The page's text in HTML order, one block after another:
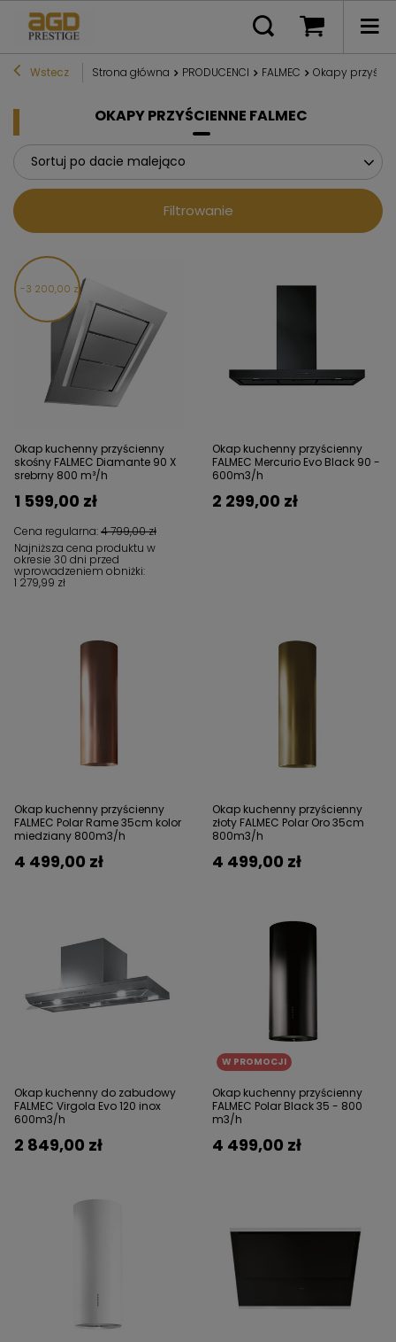
Wstecz Strona główna PRODUCENCI FALMEC Okapy
OKAPY PRZYŚCIENNE FALMEC
Sortuj po dacie malejąco
Filtrowanie
3 200,00 zł
Okap kuchenny przyścienny
skośny FALMEC Diamante 90 X
srebrny 800 m³/h
Cena regularna:4 799,00 zł
1 599,00 zł
Najniższa cena produktu w
okresie 30 dni przed
wprowadzeniem obniżki:
1 279,99 zł
Okap kuchenny przyścienny
FALMEC Mercurio Evo Black 90 -
600m3/h
2 299,00 zł
Okap kuchenny przyścienny
FALMEC Polar Rame 35cm kolor
miedziany 800m3/h
4 499,00 zł
Okap kuchenny przyścienny
złoty FALMEC Polar Oro 35cm
800m3/h
4 499,00 zł
Okap kuchenny do zabudowy
FALMEC Virgola Evo 120 inox
600m3/h
2 849,00 zł
W PROMOCJI
Okap kuchenny przyścienny
FALMEC Polar Black 35 - 800
m3/h
4 499,00 zł